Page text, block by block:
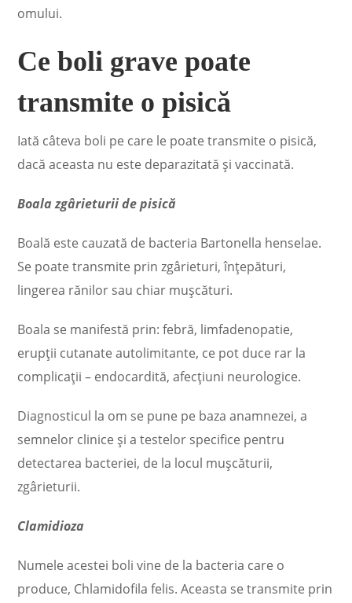
omului.
Ce boli grave poate
transmite o pisică
Iată câteva boli pe care le poate transmite o pisică,
dacă aceasta nu este deparazitată și vaccinată.
Boala zgârieturii de pisică
Boală este cauzată de bacteria Bartonella henselae.
Se poate transmite prin zgârieturi, înţepături,
lingerea rănilor sau chiar mușcături.
Boala se manifestă prin: febră, limfadenopatie,
erupţii cutanate autolimitante, ce pot duce rar la
complicaţii – endocardită, afecţiuni neurologice.
Diagnosticul la om se pune pe baza anamnezei, a
semnelor clinice şi a testelor specifice pentru
detectarea bacteriei, de la locul muşcăturii,
zgârieturii.
Clamidioza
Numele acestei boli vine de la bacteria care o
produce, Chlamidofila felis. Aceasta se transmite prin